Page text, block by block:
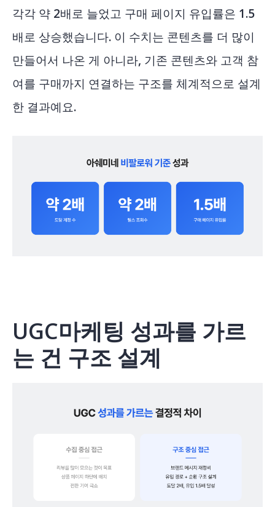
각각 약 2배로 늘었고 구매 페이지 유입률은 1.5
배로 상승했습니다. 이 수치는 콘텐츠를 더 많이
만들어서 나온 게 아니라, 기존 콘텐츠와 고객 참
여를 구매까지 연결하는 구조를 체계적으로 설계
한 결과예요.
UGC마케팅 성과를 가르
는 건 구조 설계